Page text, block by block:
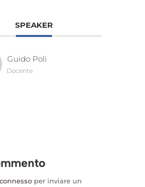
SPEAKER
Guido Poli
Docente
connesso per inviare un